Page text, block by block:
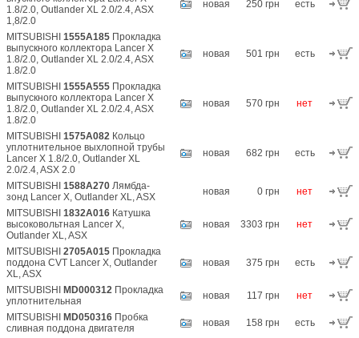
1.8/2.0, Outlander XL 2.0/2.4, ASX
1,8/2.0
новая 250 грн есть
MITSUBISHI 1555A185 Прокладка
выпускного коллектора Lancer X
1.8/2.0, Outlander XL 2.0/2.4, ASX
1.8/2.0
новая 501 грн есть
MITSUBISHI 1555A555 Прокладка
выпускного коллектора Lancer X
1.8/2.0, Outlander XL 2.0/2.4, ASX
1.8/2.0
новая 570 грн нет
MITSUBISHI 1575A082 Кольцо
уплотнительное выхлопной трубы
Lancer X 1.8/2.0, Outlander XL
2.0/2.4, ASX 2.0
новая 682 грн есть
MITSUBISHI 1588A270 Лямбда-
зонд Lancer X, Outlander XL, ASX
новая 0 грн
нет
MITSUBISHI 1832A016 Катушка
высоковольтная Lancer X,
Outlander XL, ASX
новая 3303 грн нет
MITSUBISHI 2705A015 Прокладка
поддона CVT Lancer X, Outlander
XL, ASX
новая 375 грн есть
MITSUBISHI MD000312 Прокладка
уплотнительная
новая 117 грн
нет
MITSUBISHI
MD050316 Пробка
сливная поддона двигателя
новая 158 грн
есть